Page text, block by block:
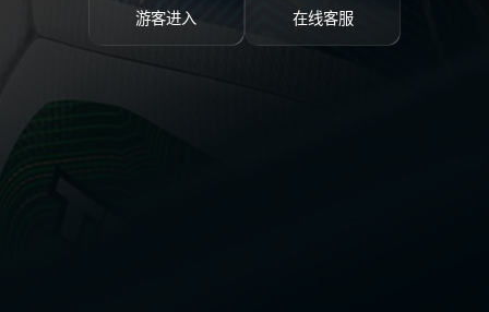
游客进入 在线客服